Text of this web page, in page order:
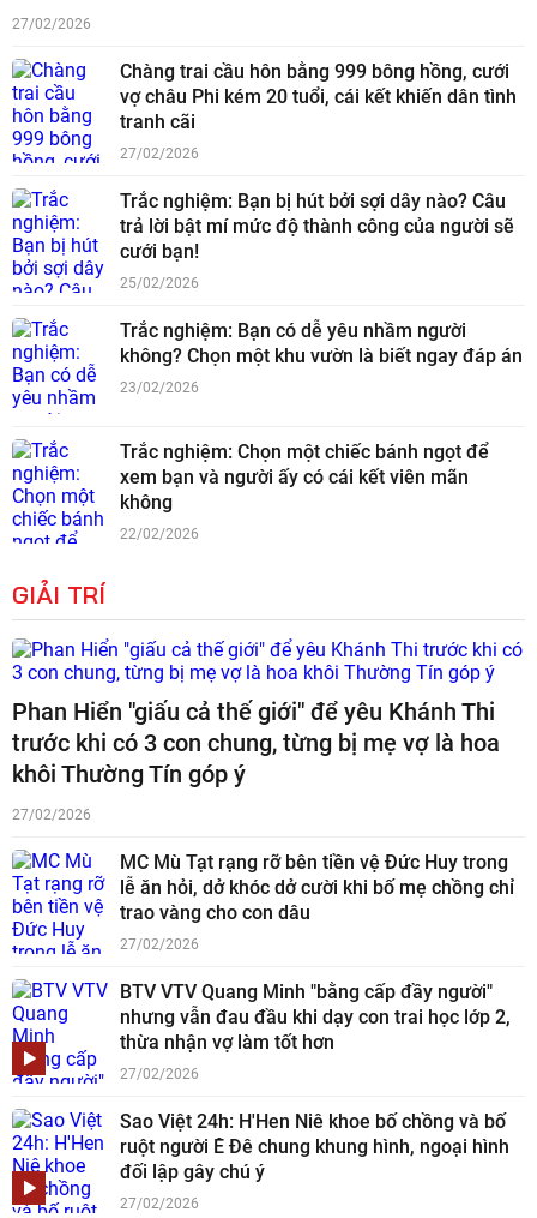
27/02/2026
Chàng trai cầu hôn bằng 999 bông hồng, cưới
vợ châu Phi kém 20 tuổi, cái kết khiến dân tình
tranh cãi
27/02/2026
Trắc nghiệm: Bạn bị hút bởi sợi dây nào? Câu
trả lời bật mí mức độ thành công của người sẽ
cưới bạn!
25/02/2026
Trắc nghiệm: Bạn có dễ yêu nhầm người
không? Chọn một khu vườn là biết ngay đáp án
23/02/2026
Trắc nghiệm: Chọn một chiếc bánh ngọt để
xem bạn và người ấy có cái kết viên mãn
không
22/02/2026
GIẢI TRÍ
Phan Hiển "giấu cả thế giới" để yêu Khánh Thi
trước khi có 3 con chung, từng bị mẹ vợ là hoa
khôi Thường Tín góp ý
27/02/2026
MC Mù Tạt rạng rỡ bên tiền vệ Đức Huy trong
lễ ăn hỏi, dở khóc dở cười khi bố mẹ chồng chỉ
trao vàng cho con dâu
27/02/2026
BTV VTV Quang Minh "bằng cấp đầy người"
nhưng vẫn đau đầu khi dạy con trai học lớp 2,
thừa nhận vợ làm tốt hơn
27/02/2026
Sao Việt 24h: H'Hen Niê khoe bố chồng và bố
ruột người Ê Đê chung khung hình, ngoại hình
đối lập gây chú ý
27/02/2026